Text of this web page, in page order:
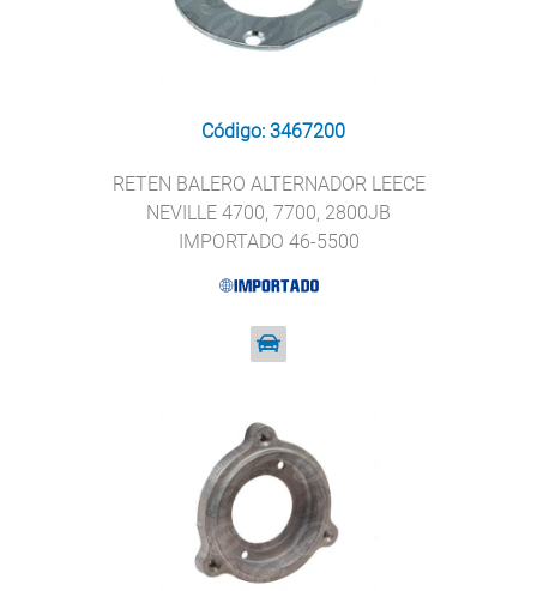
Código: 3467200
RETEN BALERO ALTERNADOR LEECE
NEVILLE 4700, 7700, 2800JB
IMPORTADO 46-5500